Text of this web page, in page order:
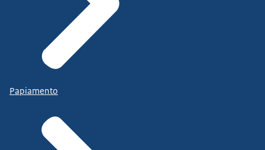
Papiamento